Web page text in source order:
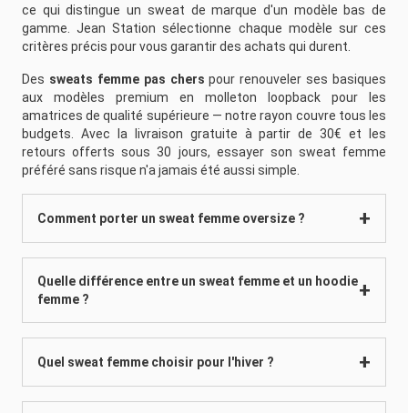
ce qui distingue un sweat de marque d'un modèle bas de
gamme. Jean Station sélectionne chaque modèle sur ces
critères précis pour vous garantir des achats qui durent.
Des sweats femme pas chers pour renouveler ses basiques
aux modèles premium en molleton loopback pour les
amatrices de qualité supérieure — notre rayon couvre tous les
budgets. Avec la livraison gratuite à partir de 30€ et les
retours offerts sous 30 jours, essayer son sweat femme
préféré sans risque n'a jamais été aussi simple.
Comment porter un sweat femme oversize ?
Quelle différence entre un sweat femme et un hoodie
femme ?
Quel sweat femme choisir pour l'hiver ?